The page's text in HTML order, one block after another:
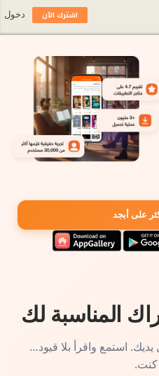
على أبجد
المناسبة لك
استمع واقرأ بلا قيود…
كنت.
اشترك الآن دخول